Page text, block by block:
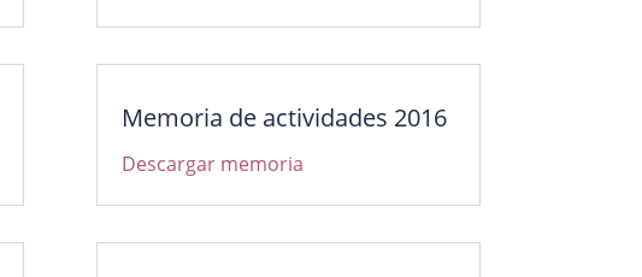
Memoria de actividades 2016
Descargar memoria